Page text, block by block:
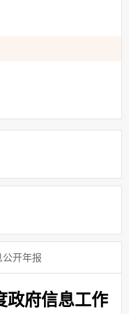
开年报
政府信息工作